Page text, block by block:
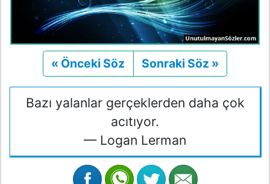
« Önceki Söz Önceki
Sonraki Söz »
Bazı yalanlar gerçeklerden daha çok
acıtıyor.
— Logan Lerman